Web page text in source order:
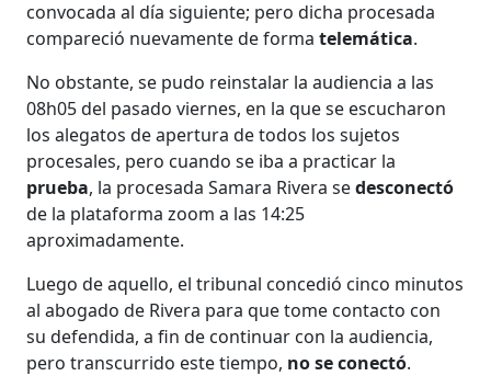
convocada al día siguiente; pero dicha procesada
compareció nuevamente de formatelemática.
No obstante, se pudo reinstalar la audiencia a las
08h05 del pasado viernes, en la que se escucharon
los alegatos de apertura de todos los sujetos
procesales, pero cuando se iba a practicar la
prueba, la procesada Samara Rivera sedesconectó
de la plataforma zoom a las 14:25
aproximadamente.
Luego de aquello, el tribunal concedió cinco minutos
al abogado de Rivera para que tome contacto con
su defendida, a fin de continuar con la audiencia,
pero transcurrido este tiempo, no se conectó.